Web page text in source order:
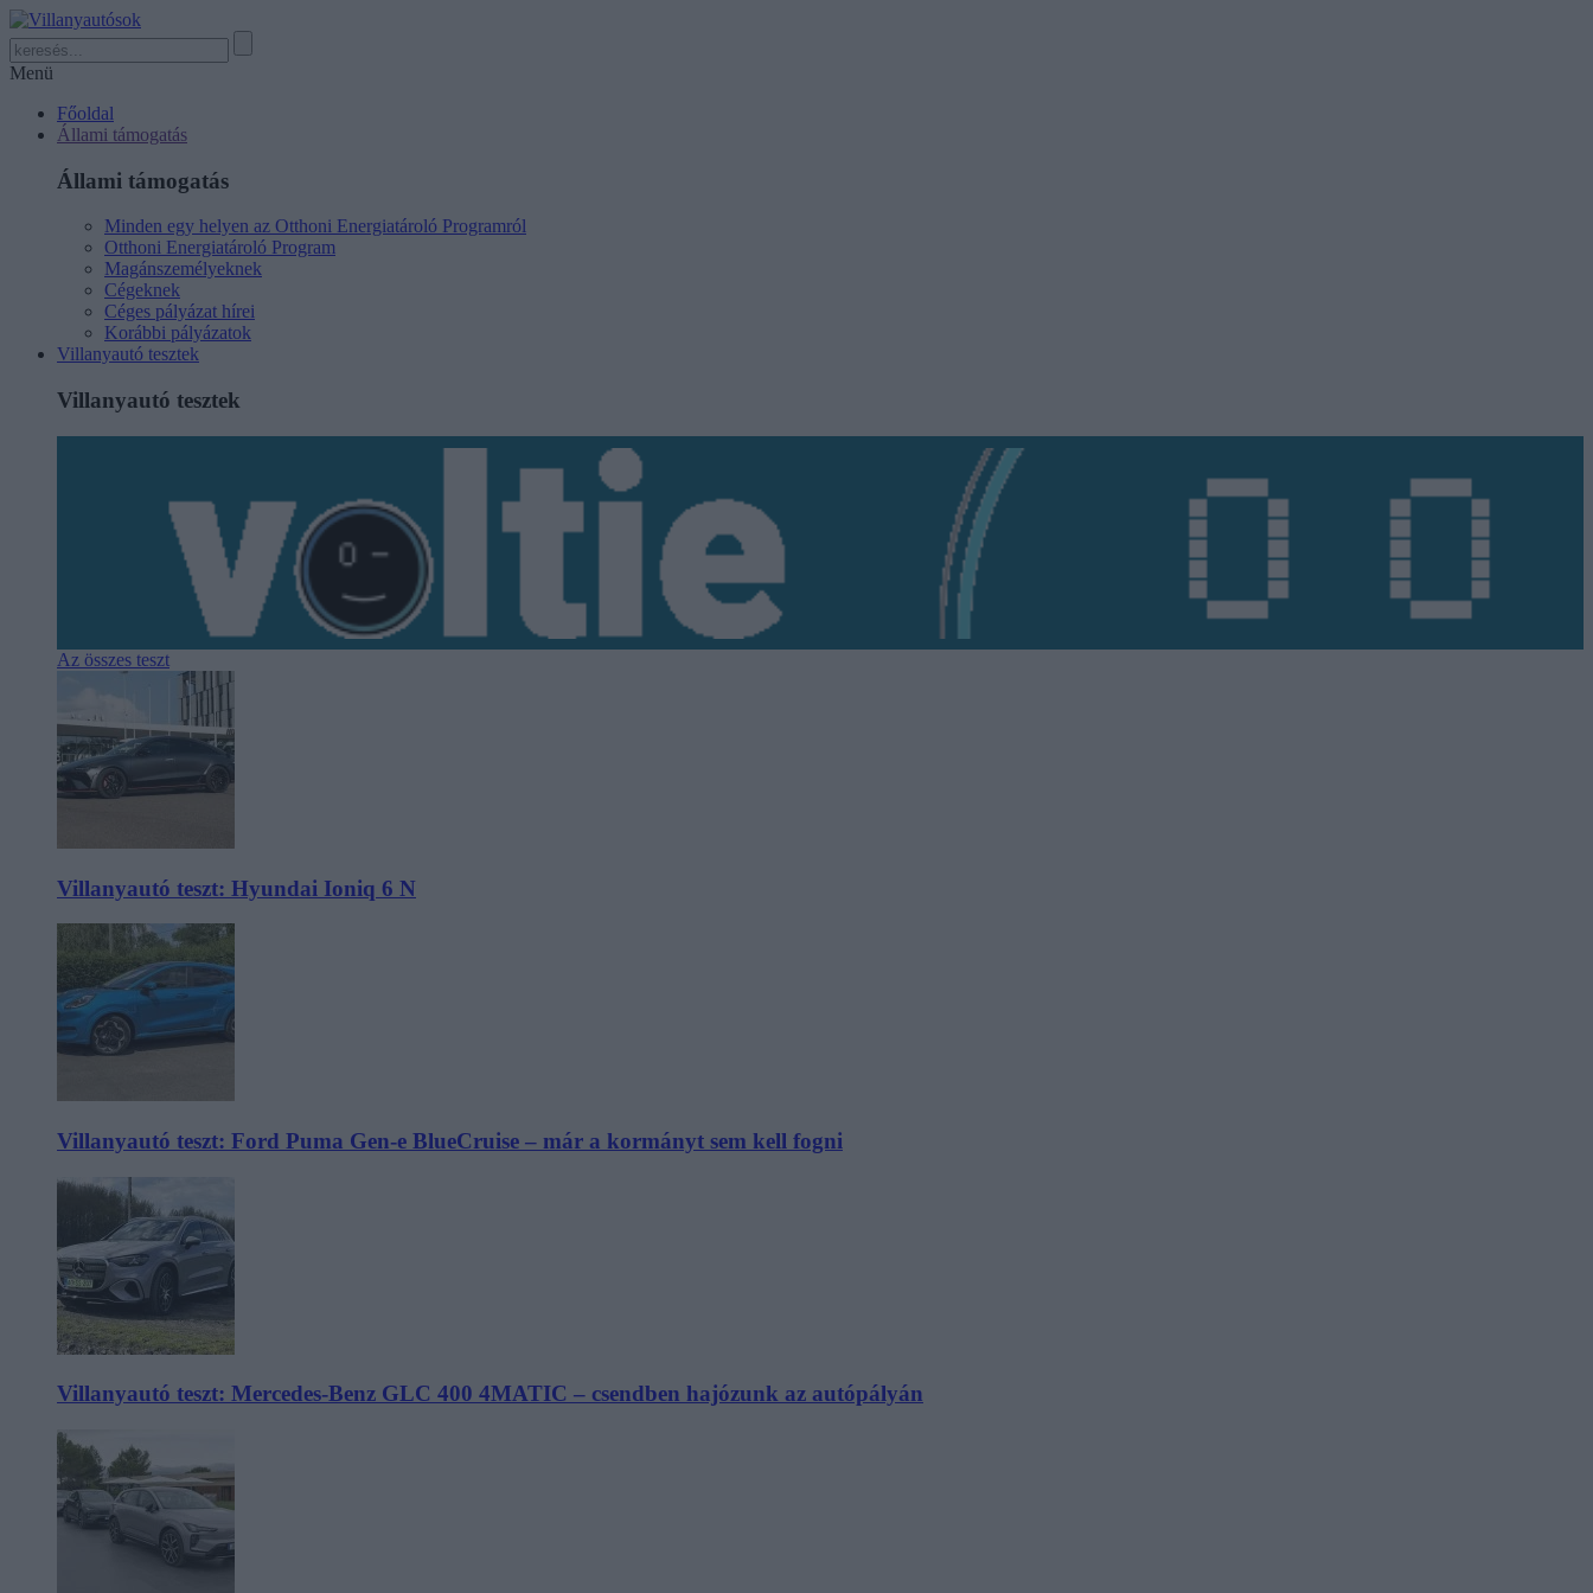
Menü
Főoldal
Állami támogatás
Állami támogatás
Minden egy helyen az Otthoni Energiatároló Programról
Otthoni Energiatároló Program
Magánszemélyeknek
Cégeknek
Céges pályázat hírei
Korábbi pályázatok
Villanyautó tesztek
Villanyautó tesztek
Az összes teszt
Villanyautó teszt: Hyundai Ioniq 6 N
Villanyautó teszt: Ford Puma Gen-e BlueCruise – már a kormányt sem kell fogni
Villanyautó teszt: Mercedes-Benz GLC 400 4MATIC – csendben hajózunk az autópályán